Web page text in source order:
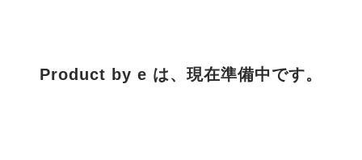
Product by e は、現在準備中です。